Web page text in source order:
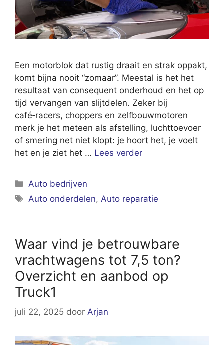
Een motorblok dat rustig draait en strak oppakt,
komt bijna nooit “zomaar”. Meestal is het het
resultaat van consequent onderhoud en het op
tijd vervangen van slijtdelen. Zeker bij
café‑racers, choppers en zelfbouwmotoren
merk je het meteen als afstelling, luchttoevoer
of smering net niet klopt: je hoort het, je voelt
het en je ziet het … Lees verder
Categorieën
Auto bedrijven
Tags
Auto onderdelen, Auto reparatie
Waar vind je betrouwbare
vrachtwagens tot 7,5 ton?
Overzicht en aanbod op
Truck1
juli 22, 2025 door Arjan